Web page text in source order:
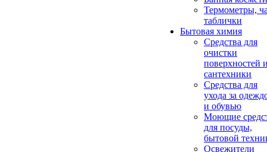
Термометры,
таблички
Бытовая химия
Средства для
очистки
поверхностей
сантехники
Средства для
ухода за
и обувью
Моющие
для посуды,
бытовой
Освежители